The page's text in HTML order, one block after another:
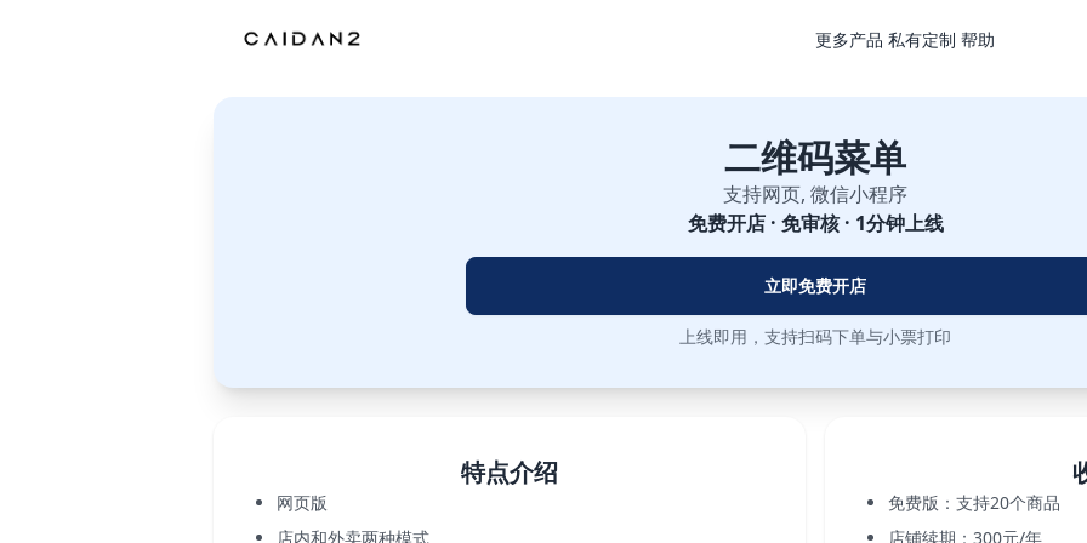
更多产品 私有定制 帮助
二维码菜单
支持网页, 微信小程序
免费开店 · 免审核 · 1分钟上线
立即免费开店
上线即用，支持扫码下单与小票打印
特点介绍
网页版
店内和外卖两种模式
免费版：支持20个商品
店铺续期：300元/年